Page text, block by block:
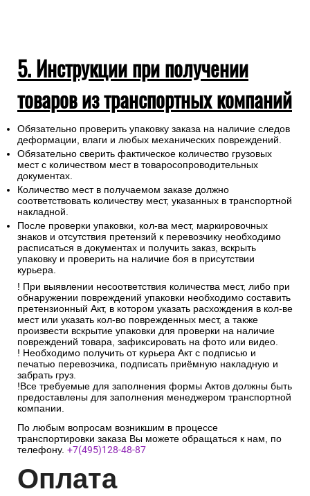
5. Инструкции при получении
товаров из транспортных компаний
Обязательно проверить упаковку заказа на наличие следов
деформации, влаги и любых механических повреждений.
Обязательно сверить фактическое количество грузовых
мест с количеством мест в товаросопроводительных
документах.
Количество мест в получаемом заказе должно
соответствовать количеству мест, указанных в транспортной
накладной.
После проверки упаковки, кол-ва мест, маркировочных
знаков и отсутствия претензий к перевозчику необходимо
расписаться в документах и получить заказ, вскрыть
упаковку и проверить на наличие боя в присутствии
курьера.
! При выявлении несоответствия количества мест, либо при
обнаружении повреждений упаковки необходимо составить
претензионный Акт, в котором указать расхождения в кол-ве
мест или указать кол-во поврежденных мест, а также
произвести вскрытие упаковки для проверки на наличие
повреждений товара, зафиксировать на фото или видео.
! Необходимо получить от курьера Акт с подписью и
печатью перевозчика, подписать приёмную накладную и
забрать груз.
!Все требуемые для заполнения формы Актов должны быть
предоставлены для заполнения менеджером транспортной
компании.
По любым вопросам возникшим в процессе
транспортировки заказа Вы можете обращаться к нам, по
телефону. +7(495)128-48-87
Оплата